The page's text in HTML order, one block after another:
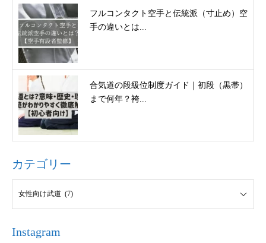
フルコンタクト空手と伝統派（寸止め）空
手の違いとは...
合気道の段級位制度ガイド｜初段（黒帯）
まで何年？袴...
カテゴリー
Instagram